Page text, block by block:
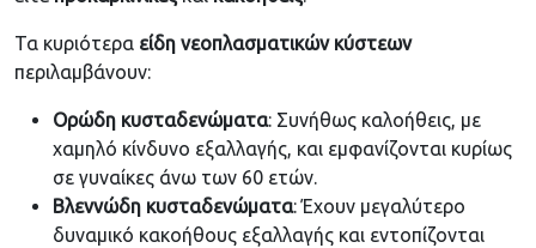
Τα κυριότερα είδη νεοπλασματικών κύστεων
περιλαμβάνουν:
Ορώδη κυσταδενώματα: Συνήθως καλοήθεις, με
χαμηλό κίνδυνο εξαλλαγής, και εμφανίζονται κυρίως
σε γυναίκες άνω των 60 ετών.
Βλεννώδη κυσταδενώματα: Έχουν μεγαλύτερο
δυναμικό κακοήθους εξαλλαγής και εντοπίζονται